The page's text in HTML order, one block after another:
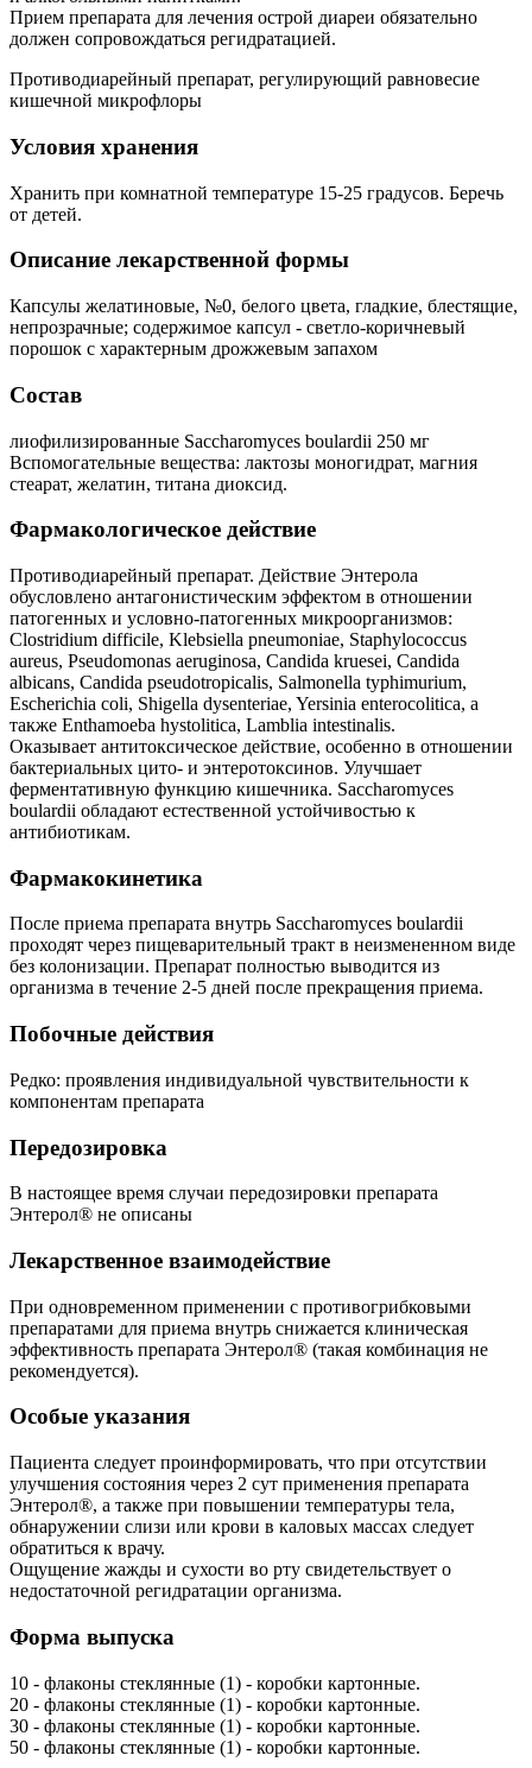
Прием препарата для лечения острой диареи обязательно
должен сопровождаться регидратацией.
Противодиарейный препарат, регулирующий равновесие
кишечной микрофлоры
Условия хранения
Хранить при комнатной температуре 15-25 градусов. Беречь
от детей.
Описание лекарственной формы
Капсулы желатиновые, №0, белого цвета, гладкие, блестящие,
непрозрачные; содержимое капсул - светло-коричневый
порошок с характерным дрожжевым запахом
Состав
лиофилизированные Saccharomyces boulardii 250 мг
Вспомогательные вещества: лактозы моногидрат, магния
стеарат, желатин, титана диоксид.
Фармакологическое действие
Противодиарейный препарат. Действие Энтерола
обусловлено антагонистическим эффектом в отношении
патогенных и условно-патогенных микроорганизмов:
Clostridium difficile, Klebsiella pneumoniae, Staphylococcus
aureus, Pseudomonas aeruginosa, Candida kruesei, Candida
albicans, Candida pseudotropicalis, Salmonella typhimurium,
Escherichia coli, Shigella dysenteriae, Yersinia enterocolitica, а
также Enthamoeba hystolitica, Lamblia intestinalis.
Оказывает антитоксическое действие, особенно в отношении
бактериальных цито- и энтеротоксинов. Улучшает
ферментативную функцию кишечника. Saccharomyces
boulardii обладают естественной устойчивостью к
антибиотикам.
Фармакокинетика
После приема препарата внутрь Saccharomyces boulardii
проходят через пищеварительный тракт в неизмененном виде
без колонизации. Препарат полностью выводится из
организма в течение 2-5 дней после прекращения приема.
Побочные действия
Редко: проявления индивидуальной чувствительности к
компонентам препарата
Передозировка
В настоящее время случаи передозировки препарата
Энтерол® не описаны
Лекарственное взаимодействие
При одновременном применении с противогрибковыми
препаратами для приема внутрь снижается клиническая
эффективность препарата Энтерол® (такая комбинация не
рекомендуется).
Особые указания
Пациента следует проинформировать, что при отсутствии
улучшения состояния через 2 сут применения препарата
Энтерол®, а также при повышении температуры тела,
обнаружении слизи или крови в каловых массах следует
обратиться к врачу.
Ощущение жажды и сухости во рту свидетельствует о
недостаточной регидратации организма.
Форма выпуска
10 - флаконы стеклянные (1) - коробки картонные.
20 - флаконы стеклянные (1) - коробки картонные.
30 - флаконы стеклянные (1) - коробки картонные.
50 - флаконы стеклянные (1) - коробки картонные.